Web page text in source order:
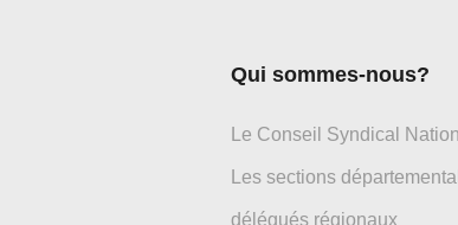
Qui sommes-nous?
Le Conseil Syndical
Les sections
délégués régionaux